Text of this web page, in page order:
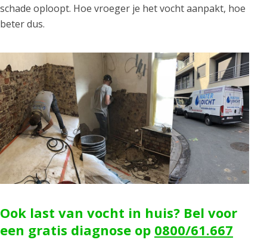
schade oploopt. Hoe vroeger je het vocht aanpakt, hoe
beter dus.
Ook last van vocht in huis? Bel voor
een gratis diagnose op 0800/61.667